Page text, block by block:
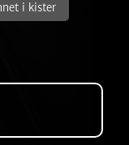
i kister